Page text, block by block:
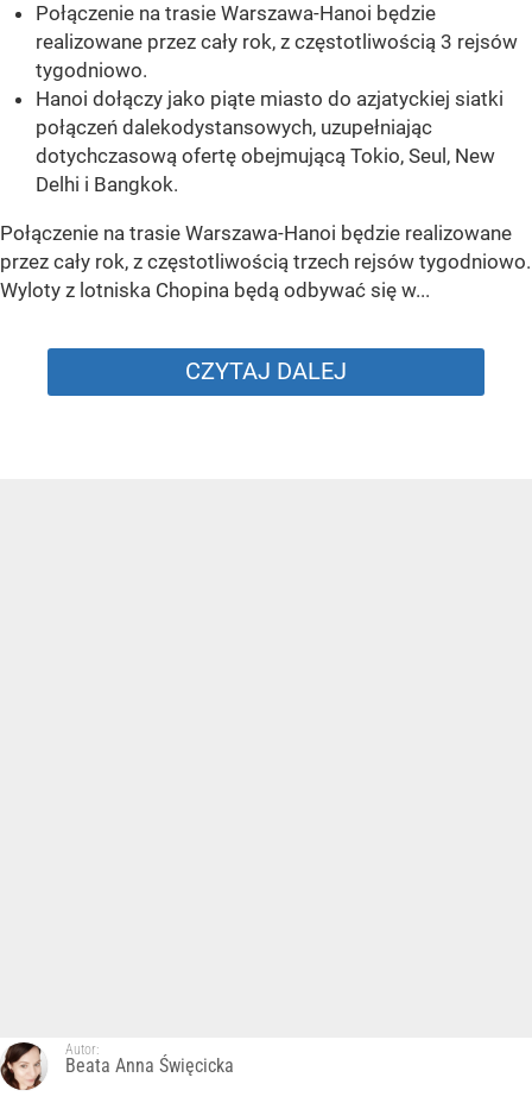
Połączenie na trasie Warszawa-Hanoi będzie
realizowane przez cały rok, z częstotliwością 3 rejsów
tygodniowo.
Hanoi dołączy jako piąte miasto do azjatyckiej siatki
połączeń dalekodystansowych, uzupełniając
dotychczasową ofertę obejmującą Tokio, Seul, New
Delhi i Bangkok.
Połączenie na trasie Warszawa-Hanoi będzie realizowane
przez cały rok, z częstotliwością trzech rejsów tygodniowo.
Wyloty z lotniska Chopina będą odbywać się w...
CZYTAJ DALEJ
Autor:
Beata Anna Święcicka